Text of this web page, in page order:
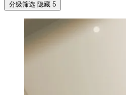
分级筛选 隐藏 5